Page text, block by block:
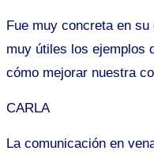
Fue muy concreta en
muy útiles los ejemplos
cómo mejorar nuestra
CARLA
La comunicación en